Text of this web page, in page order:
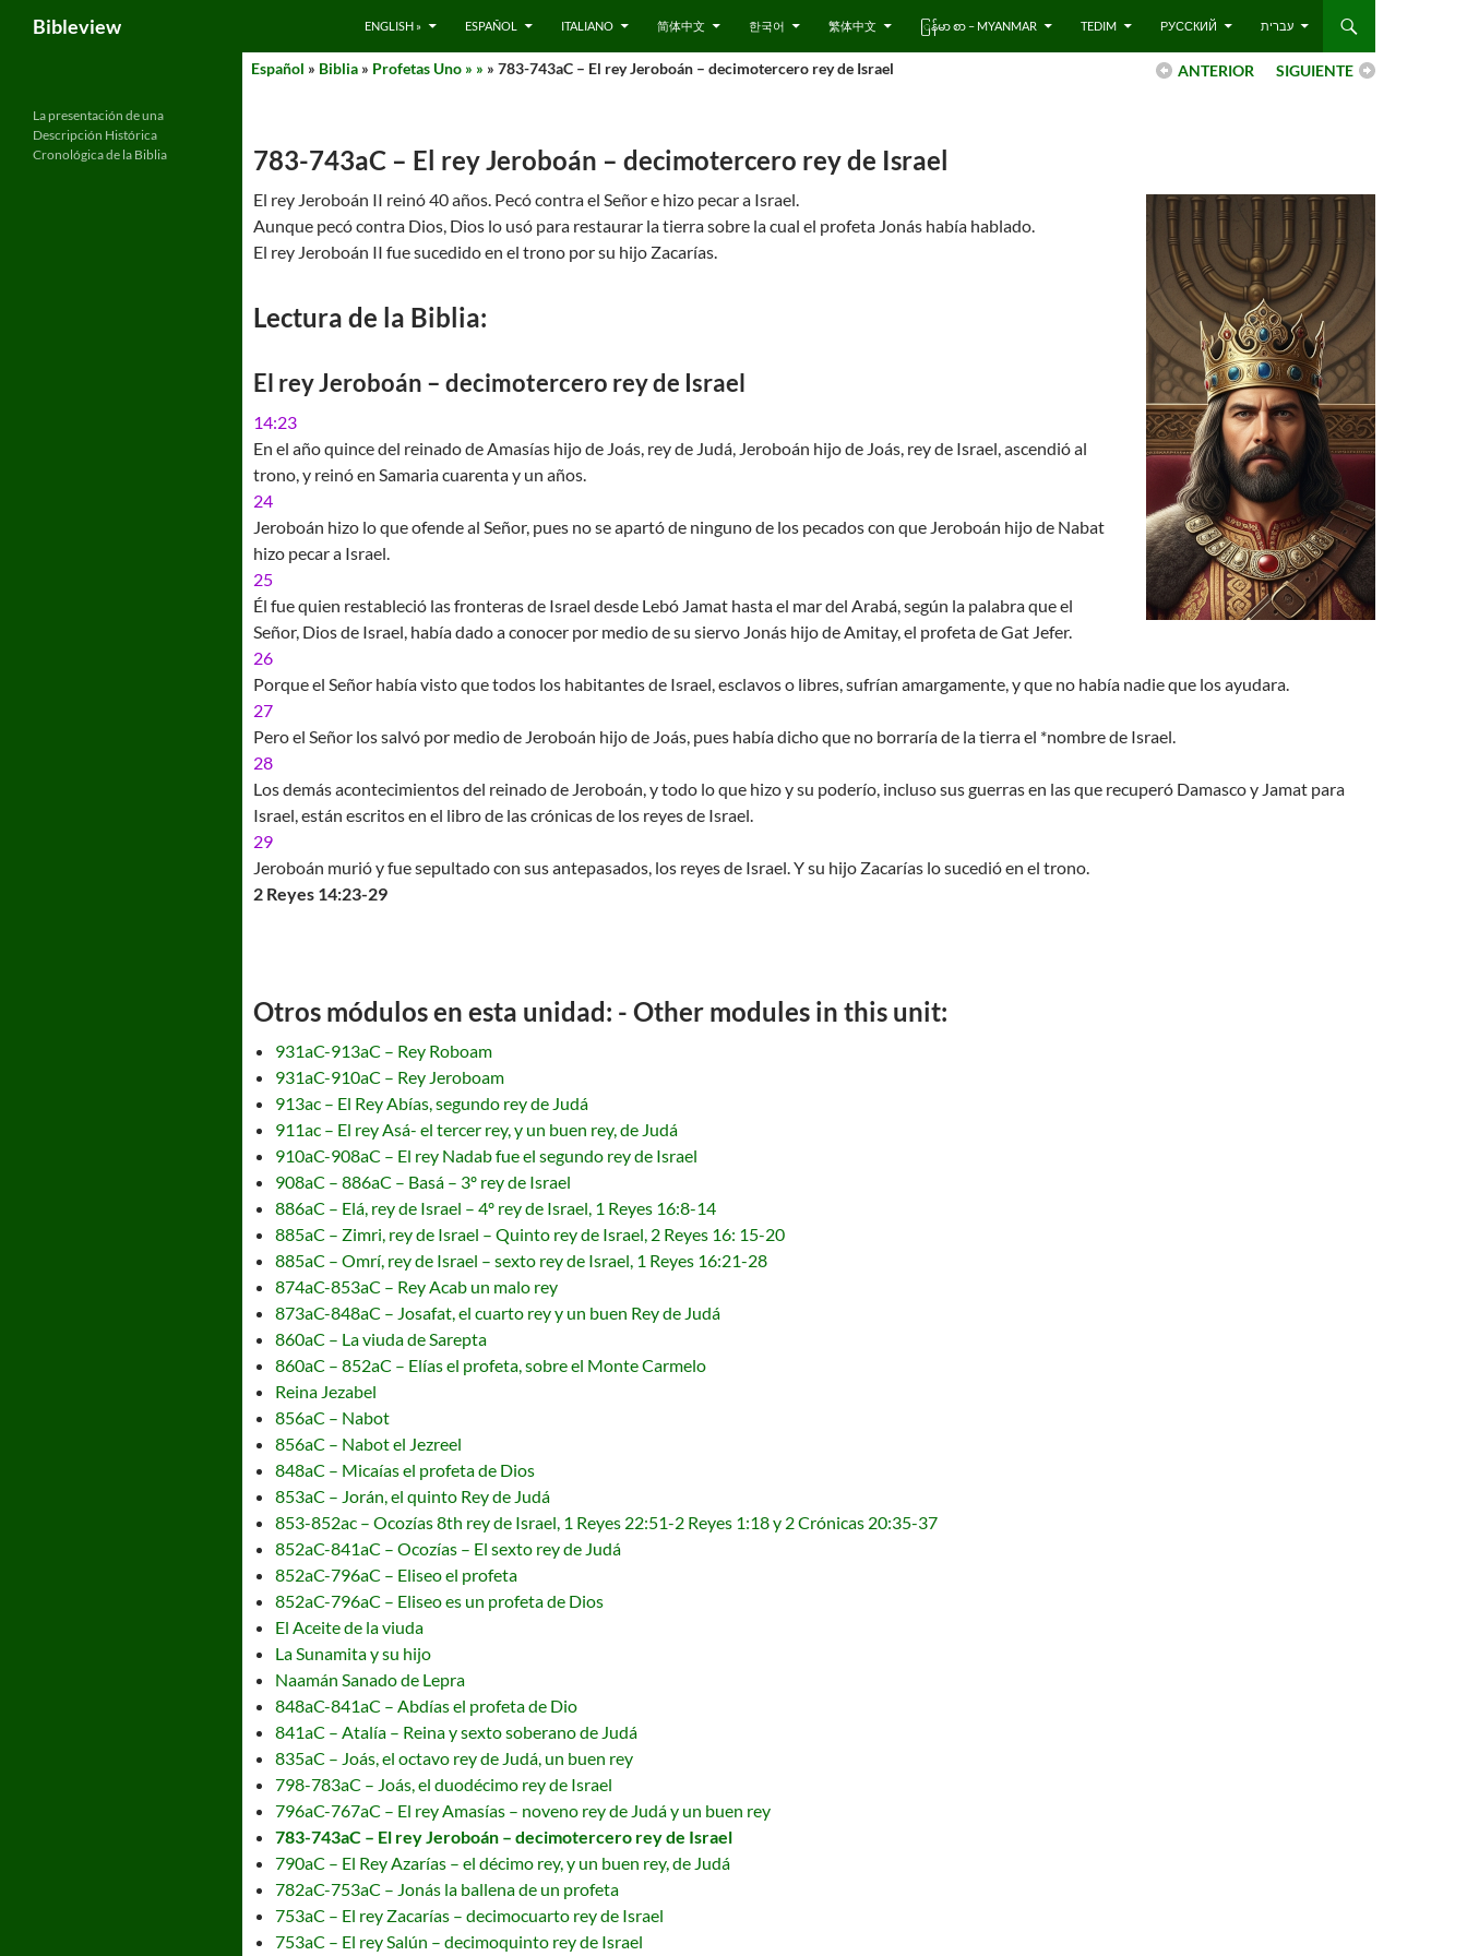
content
Bibleview ENGLISH » ESPAÑOL ITALIANO 简体中文 한국어 繁体中文 ြန်မာ စာ – MYANMAR TEDIM РУССКИЙ עברית
SIGUIENTE
ANTERIOR
Español » Biblia » Profetas Uno » » » 783-743aC – El rey Jeroboán – decimotercero rey de Israel
783-743aC – El rey Jeroboán – decimotercero rey de Israel
El rey Jeroboán II reinó 40 años. Pecó contra el Señor e hizo pecar a Israel.
Aunque pecó contra Dios, Dios lo usó para restaurar la tierra sobre la cual el profeta Jonás había hablado.
El rey Jeroboán II fue sucedido en el trono por su hijo Zacarías.
Lectura de la Biblia:
El rey Jeroboán – decimotercero rey de Israel
14:23
En el año quince del reinado de Amasías hijo de Joás, rey de Judá, Jeroboán hijo de Joás, rey de Israel, ascendió al
trono, y reinó en Samaria cuarenta y un años.
24
Jeroboán hizo lo que ofende al Señor, pues no se apartó de ninguno de los pecados con que Jeroboán hijo de Nabat
hizo pecar a Israel.
25
Él fue quien restableció las fronteras de Israel desde Lebó Jamat hasta el mar del Arabá, según la palabra que el
Señor, Dios de Israel, había dado a conocer por medio de su siervo Jonás hijo de Amitay, el profeta de Gat Jefer.
26
Porque el Señor había visto que todos los habitantes de Israel, esclavos o libres, sufrían amargamente, y que no había nadie que los ayudara.
27
Pero el Señor los salvó por medio de Jeroboán hijo de Joás, pues había dicho que no borraría de la tierra el *nombre de Israel.
28
Los demás acontecimientos del reinado de Jeroboán, y todo lo que hizo y su poderío, incluso sus guerras en las que recuperó Damasco y Jamat para
Israel, están escritos en el libro de las crónicas de los reyes de Israel.
29
Jeroboán murió y fue sepultado con sus antepasados, los reyes de Israel. Y su hijo Zacarías lo sucedió en el trono.
2 Reyes 14:23-29
Otros módulos en esta unidad: - Other modules in this unit:
931aC-913aC – Rey Roboam
931aC-910aC – Rey Jeroboam
913ac – El Rey Abías, segundo rey de Judá
911ac – El rey Asá- el tercer rey, y un buen rey, de Judá
910aC-908aC – El rey Nadab fue el segundo rey de Israel
908aC – 886aC – Basá – 3º rey de Israel
886aC – Elá, rey de Israel – 4º rey de Israel, 1 Reyes 16:8-14
885aC – Zimri, rey de Israel – Quinto rey de Israel, 2 Reyes 16: 15-20
885aC – Omrí, rey de Israel – sexto rey de Israel, 1 Reyes 16:21-28
874aC-853aC – Rey Acab un malo rey
873aC-848aC – Josafat, el cuarto rey y un buen Rey de Judá
860aC – La viuda de Sarepta
860aC – 852aC – Elías el profeta, sobre el Monte Carmelo
Reina Jezabel
856aC – Nabot
856aC – Nabot el Jezreel
848aC – Micaías el profeta de Dios
853aC – Jorán, el quinto Rey de Judá
853-852ac – Ocozías 8th rey de Israel, 1 Reyes 22:51-2 Reyes 1:18 y 2 Crónicas 20:35-37
852aC-841aC – Ocozías – El sexto rey de Judá
852aC-796aC – Eliseo el profeta
852aC-796aC – Eliseo es un profeta de Dios
El Aceite de la viuda
La Sunamita y su hijo
Naamán Sanado de Lepra
848aC-841aC – Abdías el profeta de Dio
841aC – Atalía – Reina y sexto soberano de Judá
835aC – Joás, el octavo rey de Judá, un buen rey
798-783aC – Joás, el duodécimo rey de Israel
796aC-767aC – El rey Amasías – noveno rey de Judá y un buen rey
783-743aC – El rey Jeroboán – decimotercero rey de Israel
790aC – El Rey Azarías – el décimo rey, y un buen rey, de Judá
782aC-753aC – Jonás la ballena de un profeta
753aC – El rey Zacarías – decimocuarto rey de Israel
753aC – El rey Salún – decimoquinto rey de Israel
La presentación de una
Descripción Histórica
Cronológica de la Biblia